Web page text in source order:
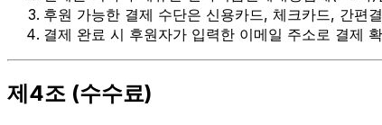
후원 가능한 결제 수단은 신용카드, 체크카드, 간편
결제 완료 시 후원자가 입력한 이메일 주소로 결제
제4조 (수수료)